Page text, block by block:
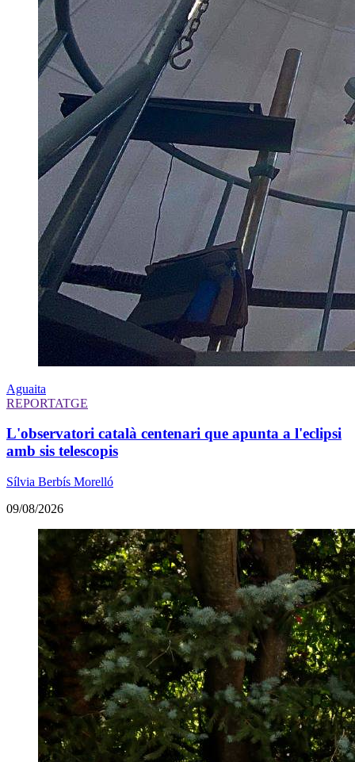
Aguaita
REPORTATGE
L'observatori català centenari que apunta a l'eclipsi
amb sis telescopis
Sílvia Berbís Morelló
09/08/2026